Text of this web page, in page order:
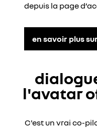
depuis la page
en savoir plus
l'avatar
C'est un vrai co-